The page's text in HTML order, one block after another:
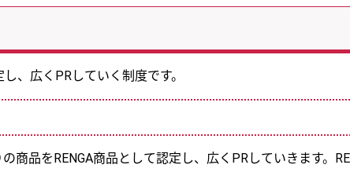
、広くPRしていく制度です。
商品をRENGA商品として認定し、広くPRしていきます。